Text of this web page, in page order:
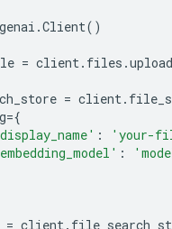
genai .Client()
= client. files .upload
= client.
={
:
'your-
:
= client.